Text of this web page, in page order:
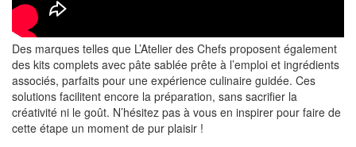
Des marques telles que L’Atelier des Chefs proposent également
des kits complets avec pâte sablée prête à l’emploi et ingrédients
associés, parfaits pour une expérience culinaire guidée. Ces
solutions facilitent encore la préparation, sans sacrifier la
créativité ni le goût. N’hésitez pas à vous en inspirer pour faire de
cette étape un moment de pur plaisir !